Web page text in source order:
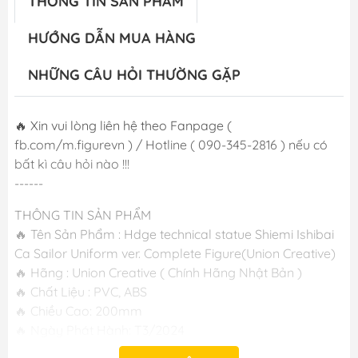
HƯỚNG DẪN MUA HÀNG
NHỮNG CÂU HỎI THƯỜNG GẶP
🔥 Xin vui lòng liên hệ theo Fanpage (
fb.com/m.figurevn ) / Hotline ( 090-345-2816 ) nếu có
bất kì câu hỏi nào !!!
------
THÔNG TIN SẢN PHẨM
🔥 Tên Sản Phẩm : Hdge technical statue Shiemi Ishibai
Ca Sailor Uniform ver. Complete Figure(Union Creative)
🔥 Hãng : Union Creative ( Chính Hãng Nhật Bản )
🔥 Chất Liệu : PVC, ABS
🔥 Chiều Cao: 200mm